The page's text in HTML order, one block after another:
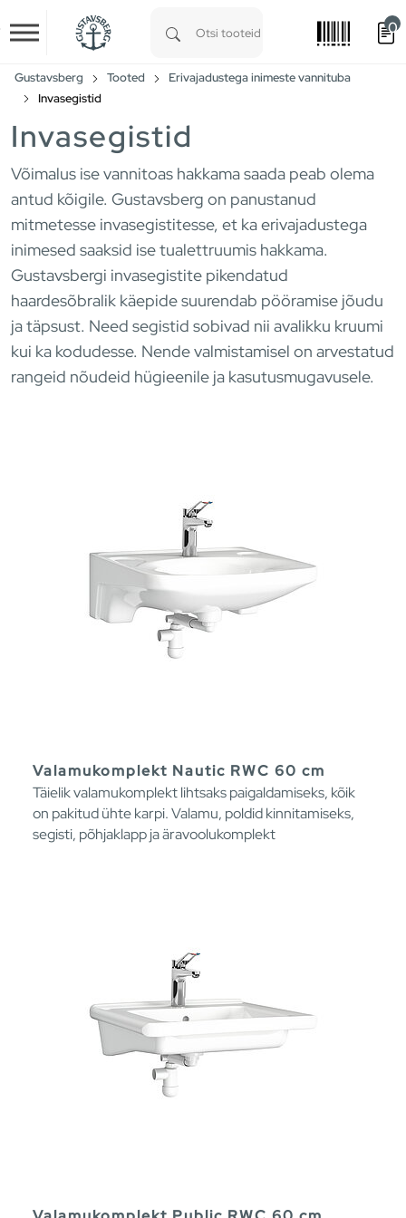
Skip to main content
0
Gustavsberg Tooted
Erivajadustega inimeste vannituba
Invasegistid
Invasegistid
Võimalus ise vannitoas hakkama saada peab olema
antud kõigile. Gustavsberg on panustanud
mitmetesse invasegistitesse, et ka erivajadustega
inimesed saaksid ise tualettruumis hakkama.
Gustavsbergi invasegistite pikendatud
haardesõbralik käepide suurendab pööramise jõudu
ja täpsust. Need segistid sobivad nii avalikku kruumi
kui ka kodudesse. Nende valmistamisel on arvestatud
rangeid nõudeid hügieenile ja kasutusmugavusele.
Valamukomplekt Nautic RWC 60 cm
Täielik valamukomplekt lihtsaks paigaldamiseks, kõik
on pakitud ühte karpi. Valamu, poldid kinnitamiseks,
segisti, põhjaklapp ja äravoolukomplekt